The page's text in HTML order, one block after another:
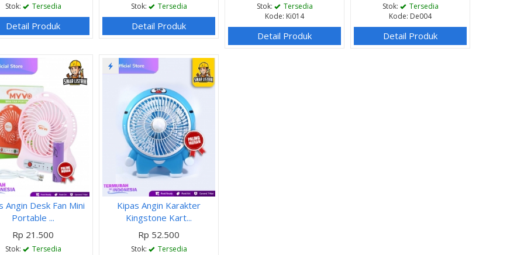
Stok:
Tersedia
Detail Produk
Stok:
Tersedia
Detail Produk
Stok:
Tersedia
Kode: Ki014
Detail Produk
Stok:
Tersedia
Kode: De004
Detail Produk
Angin Desk Fan Mini
Portable ...
Rp 21.500
Stok:
Tersedia
Kipas Angin Karakter
Kingstone Kart...
Rp 52.500
Stok:
Tersedia